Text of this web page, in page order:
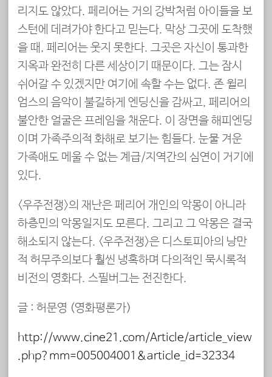
리지도 않았다. 페리어는 거의 강박처럼 아이들을 보
스턴에 데려가야 한다고 믿는다. 막상 그곳에 도착했
을 때, 페리어는 웃지 못한다. 그곳은 자신이 통과한
지옥과 완전히 다른 세상이기 때문이다. 그는 잠시
쉬어갈 수 있겠지만 여기에 속할 수는 없다. 존 윌리
엄스의 음악이 불길하게 엔딩신을 감싸고, 페리어의
불안한 얼굴은 프레임을 채운다. 이 장면을 해피엔딩
이며 가족주의적 화해로 보기는 힘들다. 눈물 겨운
가족애도 메울 수 없는 계급/지역간의 심연이 거기에
있다.
<우주전쟁>의 재난은 페리어 개인의 악몽이 아니라
하층민의 악몽일지도 모른다. 그리고 그 악몽은 결국
해소되지 않는다. <우주전쟁>은 디스토피아의 낭만
적 허무주의보다 훨씬 냉혹하며 다의적인 묵시록적
비전의 영화다. 스필버그는 전진한다.
글 : 허문영 (영화평론가)
http://www.cine21.com/Article/article_view
.php?mm=005004001&article_id=32334